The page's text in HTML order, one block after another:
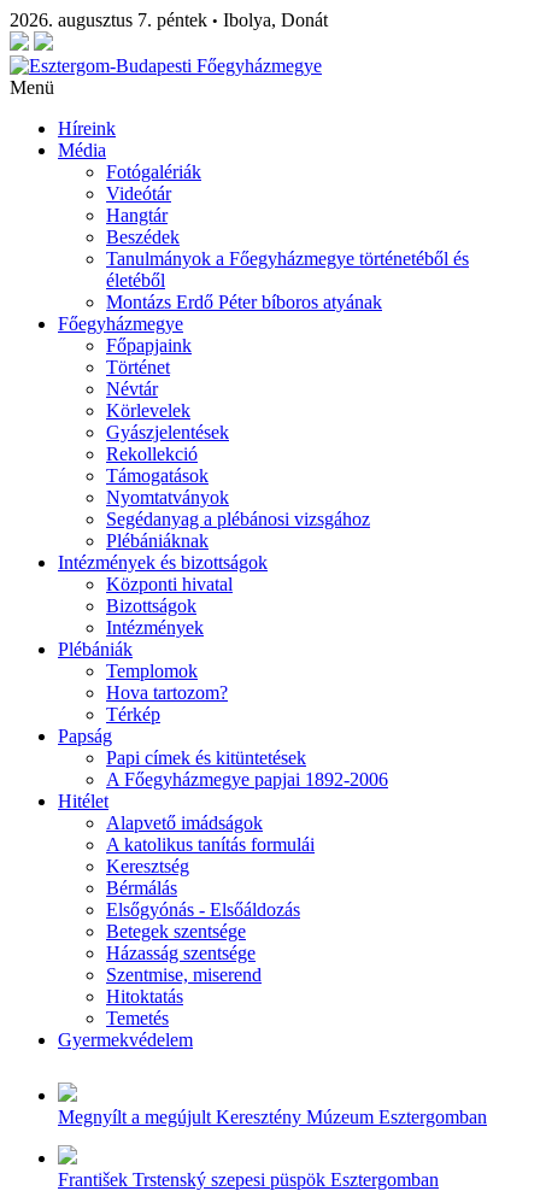
2026. augusztus 7. péntek • Ibolya, Donát
Menü
Híreink
Média
Fotógalériák
Videótár
Hangtár
Beszédek
Tanulmányok a Főegyházmegye történetéből és
életéből
Montázs Erdő Péter bíboros atyának
Főegyházmegye
Főpapjaink
Történet
Névtár
Körlevelek
Gyászjelentések
Rekollekció
Támogatások
Nyomtatványok
Segédanyag a plébánosi vizsgához
Plébániáknak
Intézmények és bizottságok
Központi hivatal
Bizottságok
Intézmények
Plébániák
Templomok
Hova tartozom?
Térkép
Papság
Papi címek és kitüntetések
A Főegyházmegye papjai 1892-2006
Hitélet
Alapvető imádságok
A katolikus tanítás formulái
Keresztség
Bérmálás
Elsőgyónás - Elsőáldozás
Betegek szentsége
Házasság szentsége
Szentmise, miserend
Hitoktatás
Temetés
Gyermekvédelem
Megnyílt a megújult Keresztény Múzeum Esztergomban
František Trstenský szepesi püspök Esztergomban